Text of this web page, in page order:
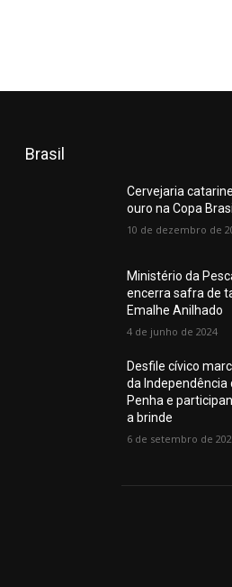
Brasil
Cervejaria
ouro na Copa
10 de dezembro de
Ministério da
encerra safra de
Emalhe Anilhado
4 de junho de 2024
Desfile cívico
da Independência
Penha e
a brinde
6 de setembro de